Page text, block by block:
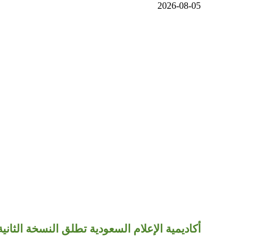
2026-08-05
أكاديمية الإعلام السعودية تطلق النسخة